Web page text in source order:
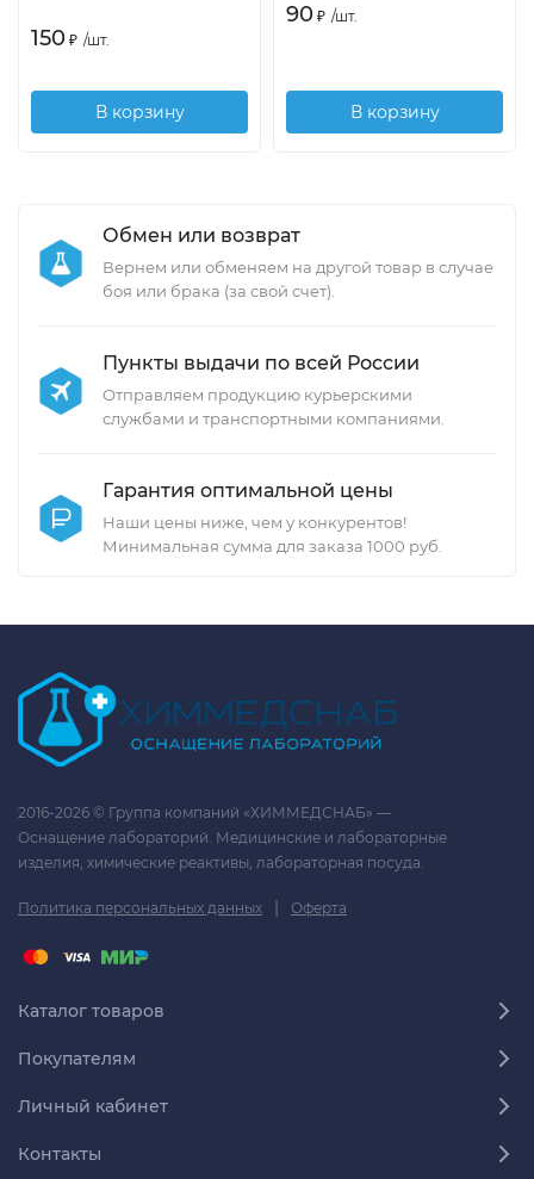
150 ₽ /шт.
В корзину
90 ₽ /шт.
В корзину
Обмен или возврат
Вернем или обменяем на другой товар в случае
боя или брака (за свой счет).
Пункты выдачи по всей России
Отправляем продукцию курьерскими
службами и транспортными компаниями.
Гарантия оптимальной цены
Наши цены ниже, чем у конкурентов!
Минимальная сумма для заказа 1000 руб.
2016-2026 © Группа компаний «ХИММЕДСНАБ» —
Оснащение лабораторий. Медицинские и лабораторные
изделия, химические реактивы, лабораторная посуда.
Политика персональных данных | Оферта
Каталог товаров
Покупателям
Личный кабинет
Контакты